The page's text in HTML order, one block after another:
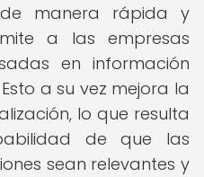
manera rápida y
a las empresas
en información
a su vez mejora la
lo que resulta
de que las
sean relevantes y